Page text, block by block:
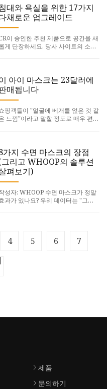
대와 욕실을 위한 17가지
채로운 업그레이드
이 승인한 추천 제품으로 공간을 새
게 단장하세요. 당사 사이트의 소매
단체를 지원하는 데 사용됩
아이 마스크는 23달러에
매됩니다
핑객들이 "얼굴에 베개를 얹은 것 같
느낌"이라고 말할 정도로 매우 편안
과 같은 정보를 받을 수
가지 수면 마스크의 장점
리고 WHOOP의 솔루션
펴보기)
성자: WHOOP 수면 마스크가 정말
과가 있나요? 우리 데이터는 "그렇
4 5 6
7
제품
문의하기